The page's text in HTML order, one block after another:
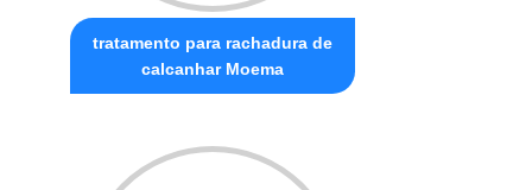
tratamento para rachadura de
calcanhar Moema